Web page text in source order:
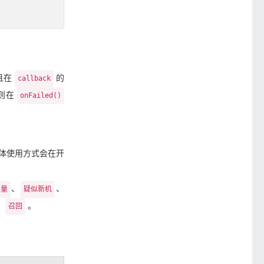
在 callback
的
在
onFailed()
使用方式会在开
、 疑似新机 、
召回 。